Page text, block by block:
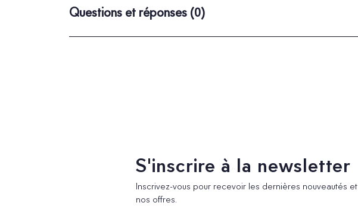
Questions et réponses (0)
S'inscrire à la newsletter
Inscrivez-vous pour recevoir les dernières nouveautés et
nos offres.